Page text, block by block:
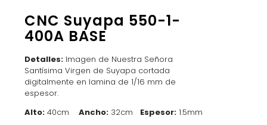
CNC Suyapa 550-1-
400A BASE
Detalles: Imagen de Nuestra Señora
Santísima Virgen de Suyapa cortada
digitalmente en lamina de 1/16 mm de
espesor.
Alto: 40cm Ancho: 32cm Espesor: 1.5mm